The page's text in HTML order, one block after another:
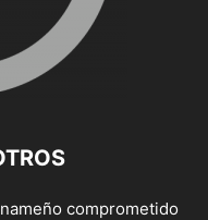
comprometido